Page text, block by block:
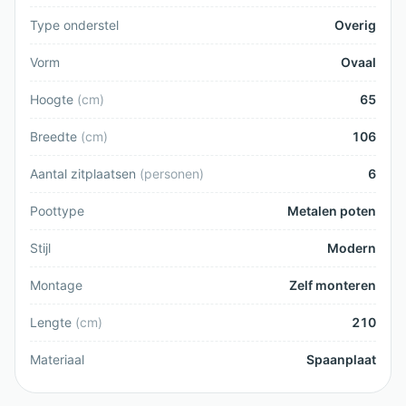
Type onderstel Overig
Vorm Ovaal
Hoogte (cm) 65
Breedte (cm) 106
Aantal zitplaatsen (personen) 6
Poottype Metalen poten
Stijl Modern
Montage Zelf monteren
Lengte (cm) 210
Materiaal Spaanplaat